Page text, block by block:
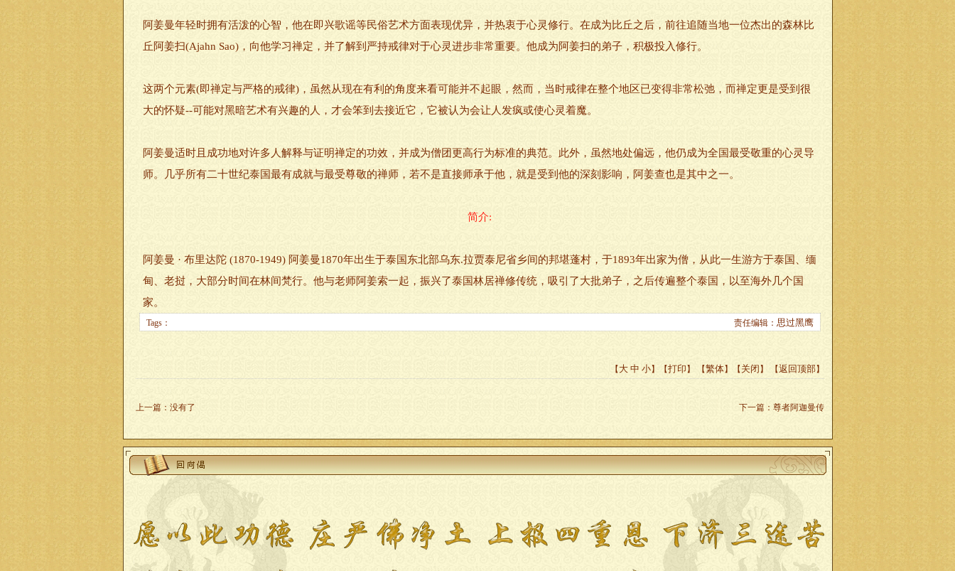
阿姜曼年轻时拥有活泼的心智，他在即兴歌谣等民俗艺术方面表现优异，并热衷于心灵修行。在成为比丘之后，前往追随当地一位杰出的森林比
丘阿姜扫(Ajahn Sao)，向他学习禅定，并了解到严持戒律对于心灵进步非常重要。他成为阿姜扫的弟子，积极投入修行。
这两个元素(即禅定与严格的戒律)，虽然从现在有利的角度来看可能并不起眼，然而，当时戒律在整个地区已变得非常松弛，而禅定更是受到很
大的怀疑--可能对黑暗艺术有兴趣的人，才会笨到去接近它，它被认为会让人发疯或使心灵着魔。
阿姜曼适时且成功地对许多人解释与证明禅定的功效，并成为僧团更高行为标准的典范。此外，虽然地处偏远，他仍成为全国最受敬重的心灵导
师。几乎所有二十世纪泰国最有成就与最受尊敬的禅师，若不是直接师承于他，就是受到他的深刻影响，阿姜查也是其中之一。
简介:
阿姜曼 · 布里达陀 (1870-1949) 阿姜曼1870年出生于泰国东北部乌东.拉贾泰尼省乡间的邦堪蓬村，于1893年出家为僧，从此一生游方于泰国、缅
甸、老挝，大部分时间在林间梵行。他与老师阿姜索一起，振兴了泰国林居禅修传统，吸引了大批弟子，之后传遍整个泰国，以至海外几个国
家。
Tags： 责任编辑： 思过黑鹰
【大 中 小】【打印 】 【繁体】【 关闭 】 【返回顶部】
上一篇： 没有了 下一篇： 尊者阿迦曼传